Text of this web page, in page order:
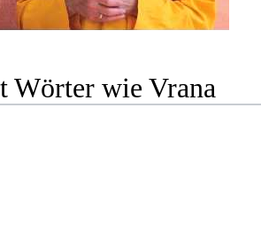
Wörter wie Vrana